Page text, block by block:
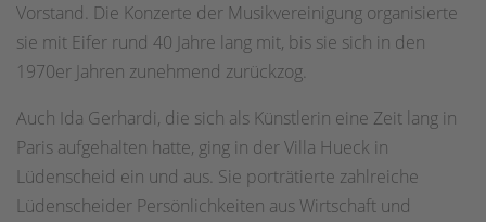
Vorstand. Die Konzerte der Musikvereinigung organisierte
sie mit Eifer rund 40 Jahre lang mit, bis sie sich in den
1970er Jahren zunehmend zurückzog.
Auch Ida Gerhardi, die sich als Künstlerin eine Zeit lang in
Paris aufgehalten hatte, ging in der Villa Hueck in
Lüdenscheid ein und aus. Sie porträtierte zahlreiche
Lüdenscheider Persönlichkeiten aus Wirtschaft und